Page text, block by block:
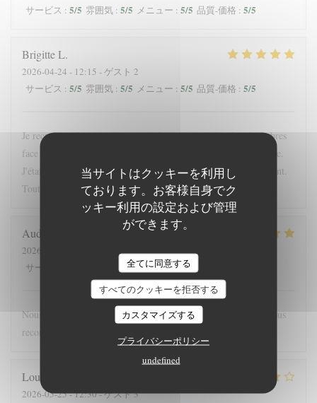
当サイトはクッキーを利用し
ております。お客様自身でク
ッキー利用の設定および管理
ができます。
全てに同意する
すべてのクッキーを拒否する
カスタマイズする
プライバシーポリシー
undefined
サービス : 5/5 雰囲気 : 5/5 メニュー : 5/5 品質-価格 : 5/5
BrigitteL
2026-04-24 - 12:15 - ゲスト 2
サービス : 5/5 雰囲気 : 5/5 メニュー : 5/5 品質-価格 : 5/5
Je recommande cette adresse; très bien située, à l'ombre des arbres
face à l'entrée du chateau. La proposition du jour était excellente.
J'étais accompagnée d'une enfant; elle a été servie très rapidement.
Tout était bon. La crêpe dessert du jour originale
Audrey
2026-05-16
- 19:45 - ゲスト 4
サービス
/5 メニュー:5/5 品質-価格
Nous nous sommes régalés, joli restaurant, bonne ambiance. Nous
recommandons !
Louis
2026-05-25- 12:30 - ゲスト 3